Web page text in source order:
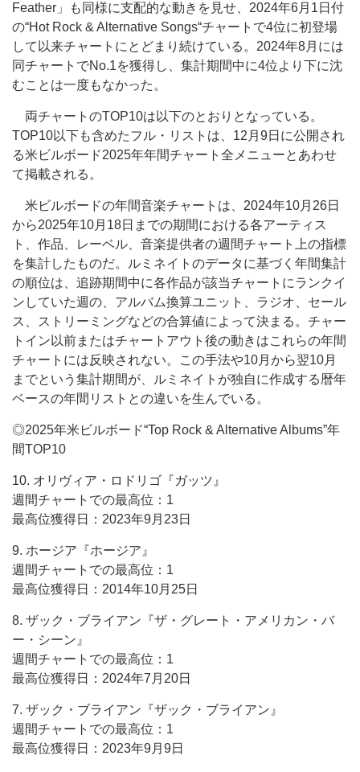
Feather」も同様に支配的な動きを見せ、2024年6月1日付
の“Hot Rock & Alternative Songs“チャートで4位に初登場
して以来チャートにとどまり続けている。2024年8月には
同チャートでNo.1を獲得し、集計期間中に4位より下に沈
むことは一度もなかった。
両チャートのTOP10は以下のとおりとなっている。
TOP10以下も含めたフル・リストは、12月9日に公開され
る米ビルボード2025年年間チャート全メニューとあわせ
て掲載される。
米ビルボードの年間音楽チャートは、2024年10月26日
から2025年10月18日までの期間における各アーティス
ト、作品、レーベル、音楽提供者の週間チャート上の指標
を集計したものだ。ルミネイトのデータに基づく年間集計
の順位は、追跡期間中に各作品が該当チャートにランクイ
ンしていた週の、アルバム換算ユニット、ラジオ、セール
ス、ストリーミングなどの合算値によって決まる。チャー
トイン以前またはチャートアウト後の動きはこれらの年間
チャートには反映されない。この手法や10月から翌10月
までという集計期間が、ルミネイトが独自に作成する暦年
ベースの年間リストとの違いを生んでいる。
◎2025年米ビルボード“Top Rock & Alternative Albums”年
間TOP10
10. オリヴィア・ロドリゴ『ガッツ』
週間チャートでの最高位：1
最高位獲得日：2023年9月23日
9. ホージア『ホージア』
週間チャートでの最高位：1
最高位獲得日：2014年10月25日
8. ザック・ブライアン『ザ・グレート・アメリカン・バ
ー・シーン』
週間チャートでの最高位：1
最高位獲得日：2024年7月20日
7. ザック・ブライアン『ザック・ブライアン』
週間チャートでの最高位：1
最高位獲得日：2023年9月9日